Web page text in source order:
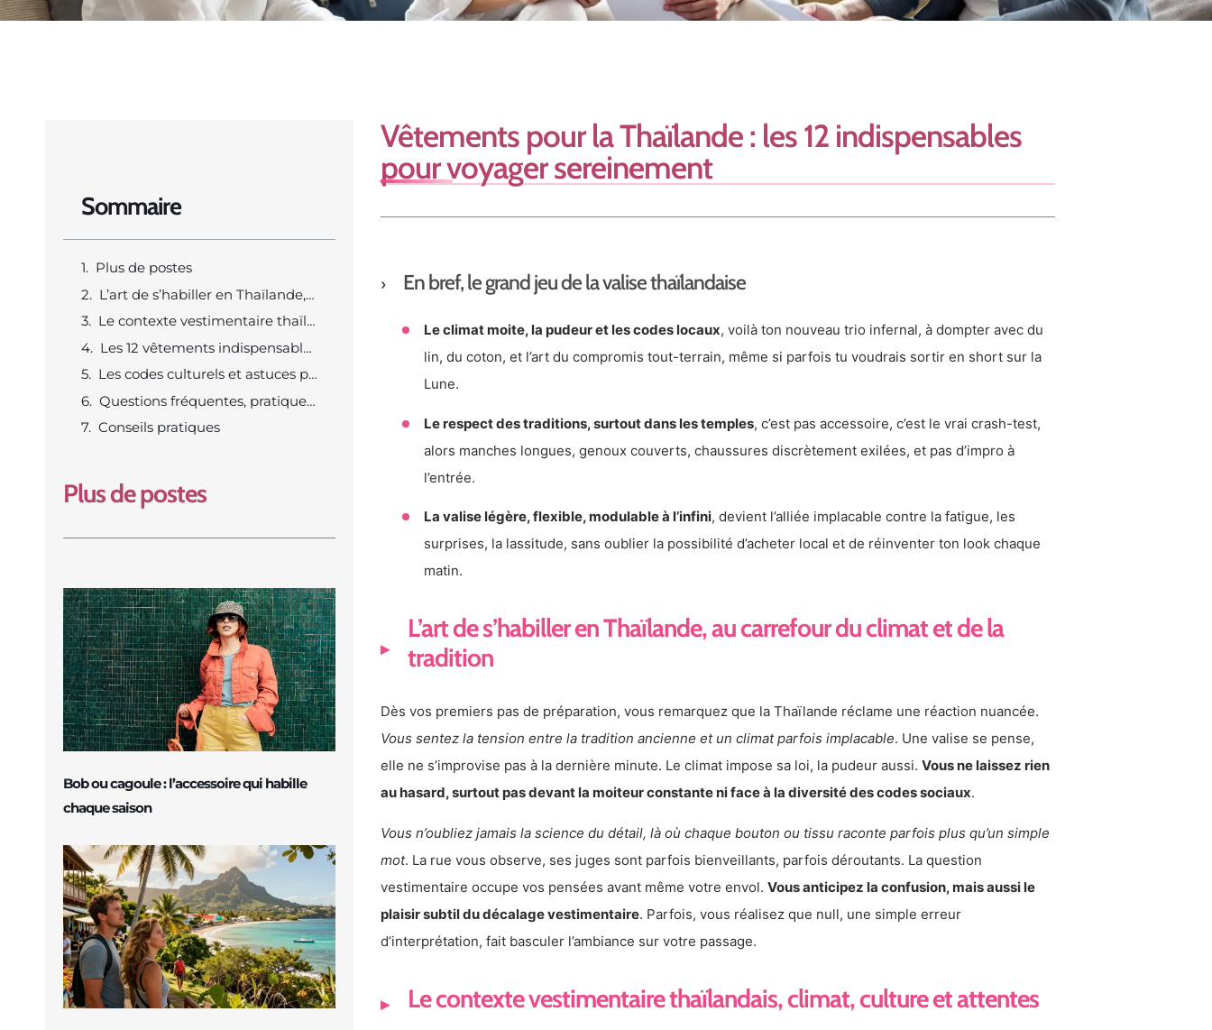
Sommaire
Plus de postes
L’art de s’habiller en Thaïlande, au carrefour du climat et de la tradition
Le contexte vestimentaire thaïlandais, climat, culture et attentes
Les 12 vêtements indispensables à emporter pour la Thaïlande
Les codes culturels et astuces pour s’habiller avec sérénité
Questions fréquentes, pratiques vestimentaires en Thaïlande
Conseils pratiques
Plus de postes
Bob ou cagoule : l’accessoire qui habille
chaque saison
Vêtements pour la Thaïlande : les 12 indispensables
pour voyager sereinement
En bref, le grand jeu de la valise thaïlandaise
Le climat moite, la pudeur et les codes locaux, voilà ton nouveau trio infernal, à dompter avec du
lin, du coton, et l’art du compromis tout-terrain, même si parfois tu voudrais sortir en short sur la
Lune.
Le respect des traditions, surtout dans les temples, c’est pas accessoire, c’est le vrai crash-test,
alors manches longues, genoux couverts, chaussures discrètement exilées, et pas d’impro à
l’entrée.
La valise légère, flexible, modulable à l’infini, devient l’alliée implacable contre la fatigue, les
surprises, la lassitude, sans oublier la possibilité d’acheter local et de réinventer ton look chaque
matin.
L’art de s’habiller en Thaïlande, au carrefour du climat et de la
tradition
Dès vos premiers pas de préparation, vous remarquez que la Thaïlande réclame une réaction nuancée.
Vous sentez la tension entre la tradition ancienne et un climat parfois implacable. Une valise se pense,
elle ne s’improvise pas à la dernière minute. Le climat impose sa loi, la pudeur aussi. Vous ne laissez rien
au hasard, surtout pas devant la moiteur constante ni face à la diversité des codes sociaux.
Vous n’oubliez jamais la science du détail, là où chaque bouton ou tissu raconte parfois plus qu’un simple
mot. La rue vous observe, ses juges sont parfois bienveillants, parfois déroutants. La question
vestimentaire occupe vos pensées avant même votre envol. Vous anticipez la confusion, mais aussi le
plaisir subtil du décalage vestimentaire. Parfois, vous réalisez que null, une simple erreur
d’interprétation, fait basculer l’ambiance sur votre passage.
Le contexte vestimentaire thaïlandais, climat, culture et attentes